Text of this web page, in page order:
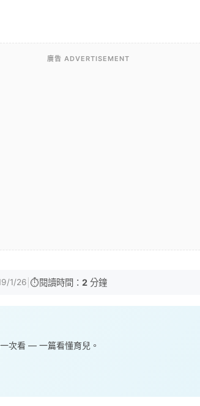
廣告 ADVERTISEMENT
1/26 ⏱️閱讀時間： 2 分鐘
次看 — 一篇看懂育兒。